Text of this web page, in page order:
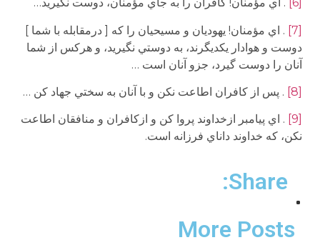
[7]
. اي مؤمنان! يهوديان و مسيحيان را كه [ درمقابله با شما ]
دوست و هوادار يكديگرند، به دوستي نگيريد، و هركس از شما
آنان را دوست گيرد، جزو آنان است …
[8] . پس از كافران اطاعت نكن و با آنان به سختي جهاد كن …
. اي پيامبر ازخداوند پروا كن و ازكافران و منافقان اطاعت
نكن، كه خداوند داناي فرزانه است.
Share:
More Posts